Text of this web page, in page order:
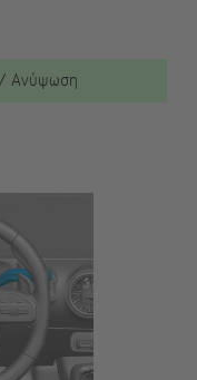
/ Ανύψωση